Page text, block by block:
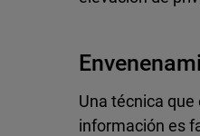
Una técnica
información es